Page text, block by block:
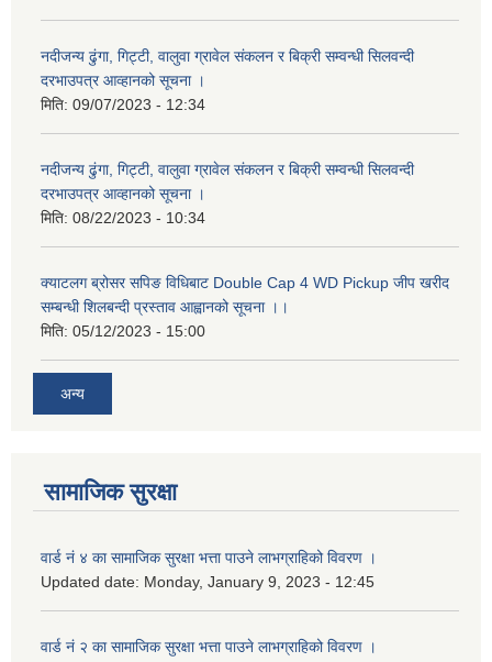
नदीजन्य ढुंगा, गिट्टी, वालुवा ग्रावेल संकलन र बिक्री सम्वन्धी सिलवन्दी
दरभाउपत्र आव्हानको सूचना ।
मिति: 09/07/2023 - 12:34
नदीजन्य ढुंगा, गिट्टी, वालुवा ग्रावेल संकलन र बिक्री सम्वन्धी सिलवन्दी
दरभाउपत्र आव्हानको सूचना ।
मिति: 08/22/2023 - 10:34
क्याटलग ब्रोसर सपिङ विधिबाट Double Cap 4 WD Pickup जीप खरीद
सम्बन्धी शिलबन्दी प्रस्ताव आह्वानको सूचना ।।
मिति: 05/12/2023 - 15:00
अन्य
सामाजिक सुरक्षा
वार्ड नं ४ का सामाजिक सुरक्षा भत्ता पाउने लाभग्राहिको विवरण ।
Updated date: Monday, January 9, 2023 - 12:45
वार्ड नं २ का सामाजिक सुरक्षा भत्ता पाउने लाभग्राहिको विवरण ।